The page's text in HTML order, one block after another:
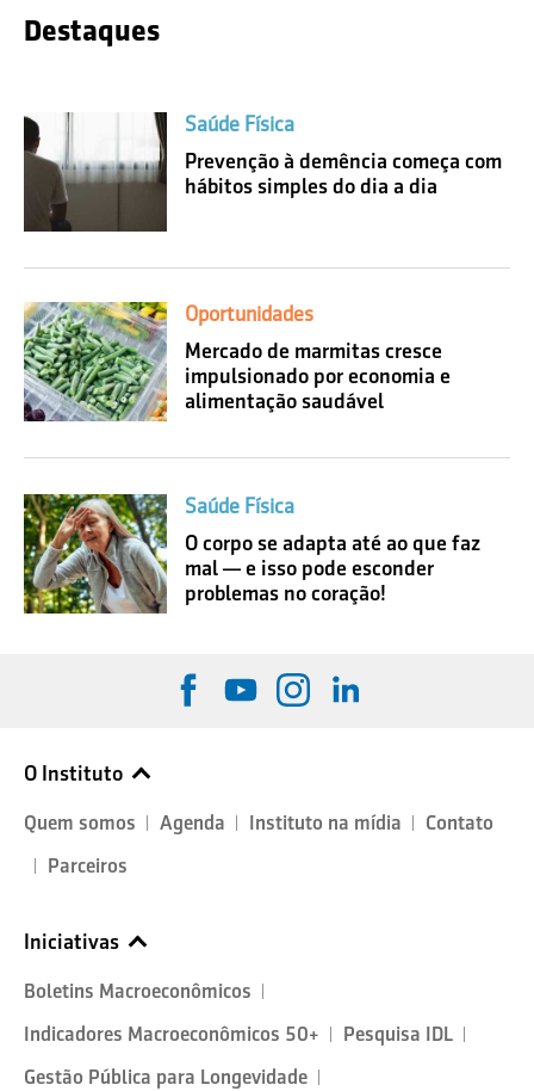
Destaques
Saúde Física
Prevenção à demência começa com
hábitos simples do dia a dia
Oportunidades
Mercado de marmitas cresce
impulsionado por economia e
alimentação saudável
Saúde Física
O corpo se adapta até ao que faz
mal — e isso pode esconder
problemas no coração!
O Instituto
Quem somos Agenda Instituto na mídia
Contato
Parceiros
Iniciativas
Boletins Macroeconômicos
Indicadores Macroeconômicos 50+
Pesquisa IDL
Gestão Pública para Longevidade